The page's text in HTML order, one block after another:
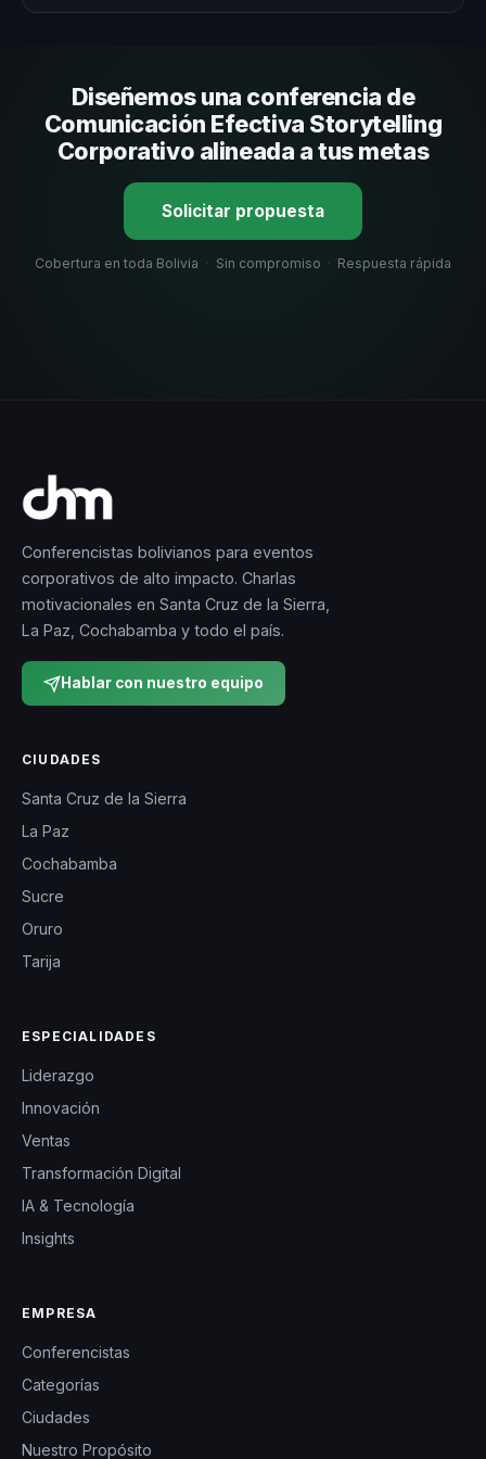
organizacional. En CHM Bolivia te ayudamos con una
selección estratégica basada en estos criterios.
Diseñemos una conferencia de
Comunicación Efectiva Storytelling
Corporativo alineada a tus metas
Solicitar propuesta
Cobertura en toda Bolivia · Sin compromiso · Respuesta rápida
Conferencistas bolivianos para eventos
corporativos de alto impacto. Charlas
motivacionales en Santa Cruz de la Sierra,
La Paz, Cochabamba y todo el país.
Hablar con nuestro equipo
CIUDADES
Santa Cruz de la Sierra
La Paz
Cochabamba
Sucre
Oruro
Tarija
ESPECIALIDADES
Liderazgo
Innovación
Ventas
Transformación Digital
IA & Tecnología
Insights
EMPRESA
Conferencistas
Categorías
Ciudades
Nuestro Propósito